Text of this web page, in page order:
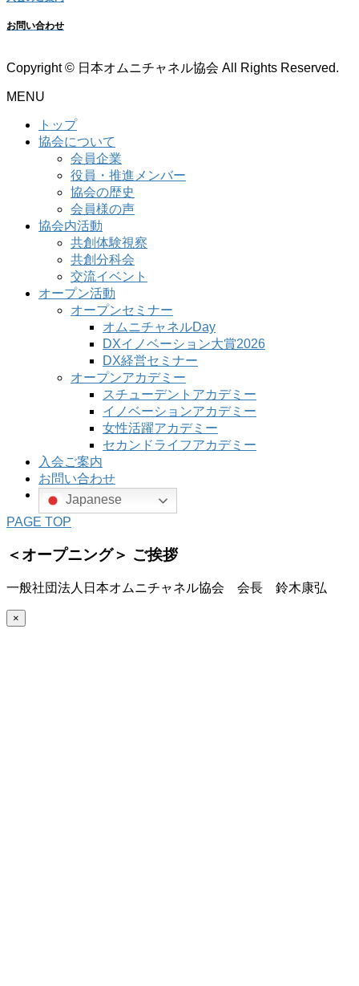
お問い合わせ
Copyright © 日本オムニチャネル協会 All Rights Reserved.
MENU
トップ
協会について
会員企業
役員・推進メンバー
協会の歴史
会員様の声
協会内活動
共創体験視察
共創分科会
交流イベント
オープン活動
オープンセミナー
オムニチャネルDay
DXイノベーション大賞2026
DX経営セミナー
オープンアカデミー
スチューデントアカデミー
イノベーションアカデミー
女性活躍アカデミー
セカンドライフアカデミー
入会ご案内
お問い合わせ
Japanese
PAGE TOP
＜オープニング＞ ご挨拶
一般社団法人日本オムニチャネル協会 会長 鈴木康弘
×